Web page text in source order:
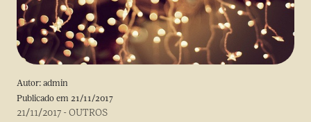
Autor: admin
Publicado em 21/11/2017
21/11/2017 -OUTROS